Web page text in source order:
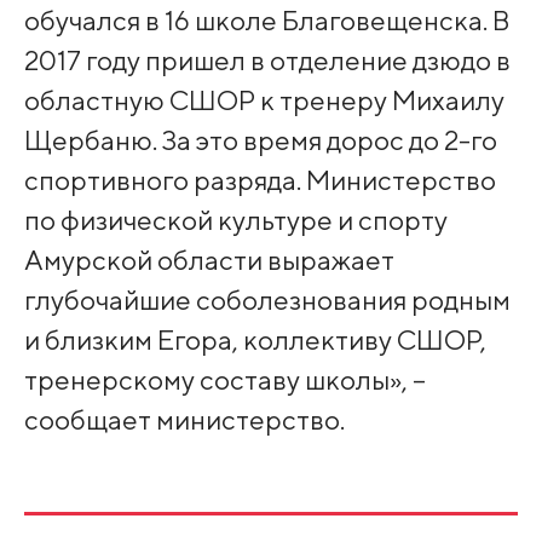
обучался в 16 школе Благовещенска. В
2017 году пришел в отделение дзюдо в
областную СШОР к тренеру Михаилу
Щербаню. За это время дорос до 2-го
спортивного разряда. Министерство
по физической культуре и спорту
Амурской области выражает
глубочайшие соболезнования родным
и близким Егора, коллективу СШОР,
тренерскому составу школы», –
сообщает министерство.